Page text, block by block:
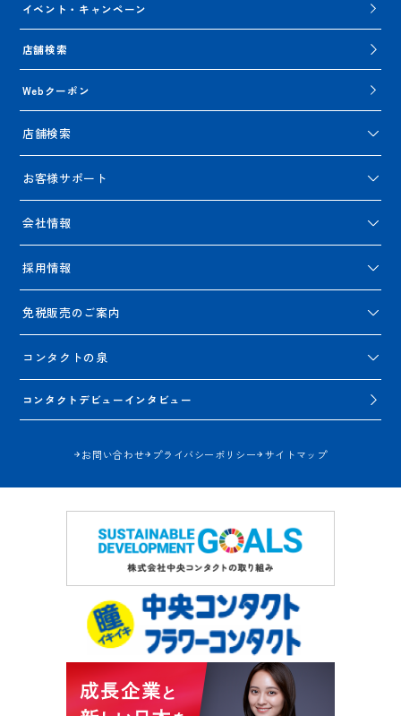
イベント・キャンペーン
店舗検索
Webクーポン
店舗検索
お客様サポート
会社情報
採用情報
免税販売のご案内
コンタクトの泉
コンタクトデビューインタビュー
お問い合わせ プライバシーポリシー サイトマップ